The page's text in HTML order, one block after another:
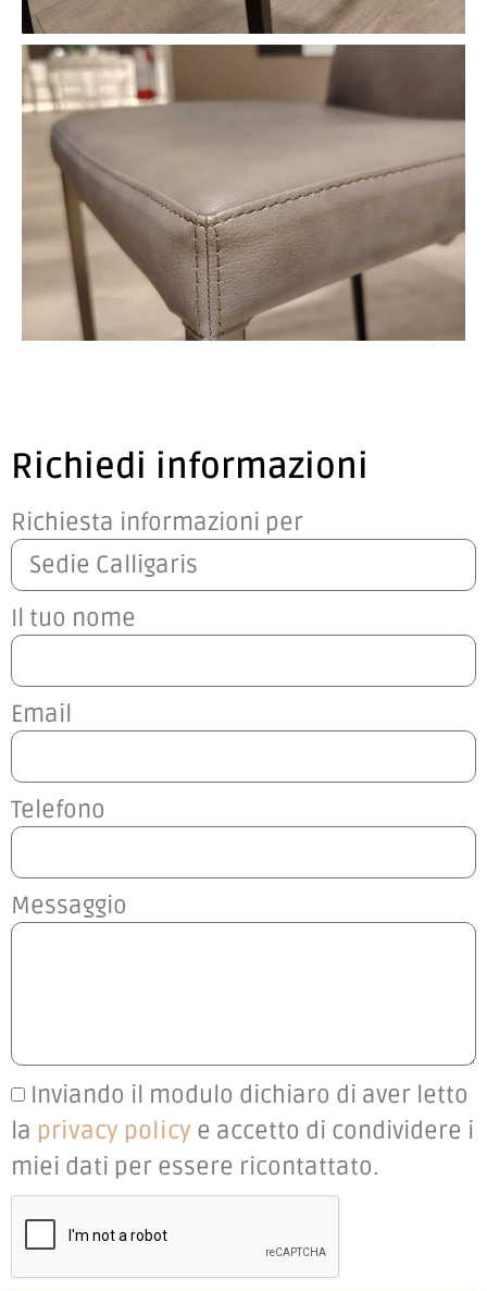
Richiedi informazioni
Richiesta informazioni per
Il tuo nome
Email
Telefono
Messaggio
Inviando il modulo dichiaro di aver letto
la privacy policy e accetto di condividere i
miei dati per essere ricontattato.